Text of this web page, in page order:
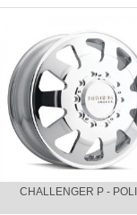
CHALLENGER P - POLI